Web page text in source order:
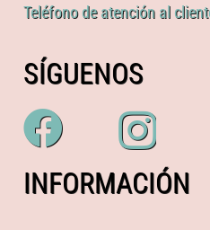
Teléfono de atención al
SÍGUENOS
INFORMACIÓN